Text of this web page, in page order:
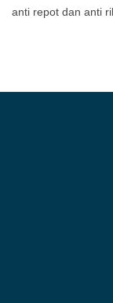
anti repot dan anti